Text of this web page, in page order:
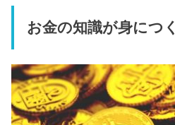
お金の知識が身につく